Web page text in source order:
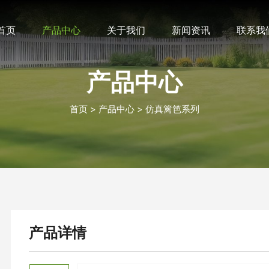
页 产品中心 关于我们 新闻资讯 联系我
产品中心
首页 产品中心 仿真篱笆系列
产品详情